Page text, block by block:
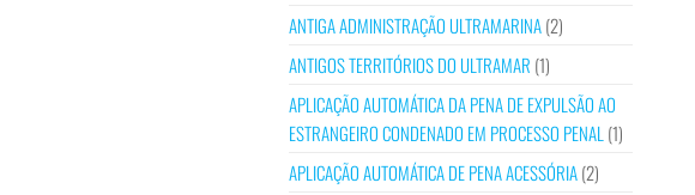
ANTIGA ADMINISTRAÇÃO ULTRAMARINA(2)
ANTIGOS TERRITÓRIOS DO ULTRAMAR (1)
APLICAÇÃO AUTOMÁTICA DA PENA DE EXPULSÃO AO
ESTRANGEIRO CONDENADO EM PROCESSO PENAL (1)
APLICAÇÃO AUTOMÁTICA DE PENA ACESSÓRIA(2)